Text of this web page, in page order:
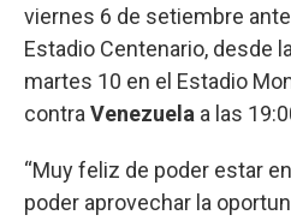
viernes 6 de setiembre ante
Estadio Centenario, desde
martes 10 en el Estadio
contra Venezuela a las
“Muy feliz de poder estar
poder aprovechar la